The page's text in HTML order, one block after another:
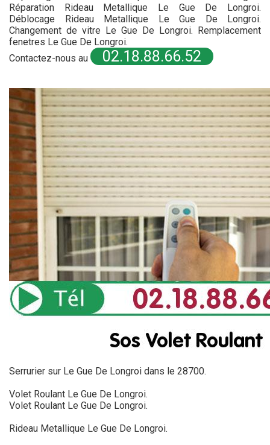
Réparation Rideau Metallique Le Gue De Longroi.
Déblocage Rideau Metallique Le Gue De Longroi.
Changement de vitre Le Gue De Longroi. Remplacement
fenetres Le Gue De Longroi.
Contactez-nous au
02.18.88.66.52
Serrurier sur Le Gue De Longroi dans le 28700.
Volet Roulant Le Gue De Longroi.
Volet Roulant Le Gue De Longroi.
Rideau Metallique Le Gue De Longroi.